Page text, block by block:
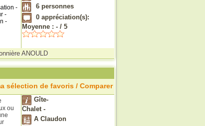
-
-
-
6 personnes
0appréciation(s):
Moyenne : -/ 5
ANOULD
sélection de favoris / Comparer
ou
Gîte-
Chalet -
A Claudon